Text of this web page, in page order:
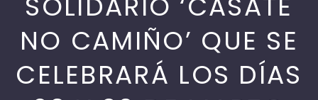
NO CAMIÑO’ QUE SE
CELEBRARÁ LOS DÍAS